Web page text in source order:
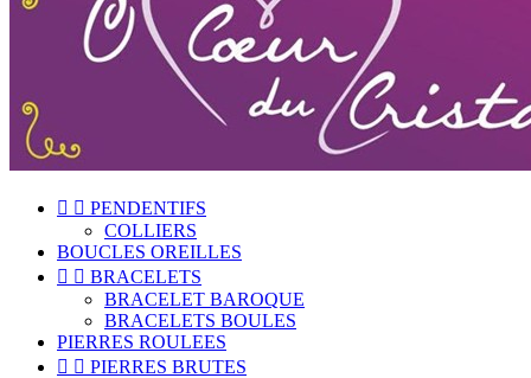
  PENDENTIFS
COLLIERS
BOUCLES OREILLES
  BRACELETS
BRACELET BAROQUE
BRACELETS BOULES
PIERRES ROULEES
  PIERRES BRUTES